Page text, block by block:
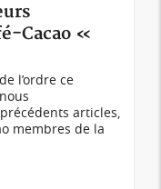
Cacao «
l’ordre ce
articles,
membres de la